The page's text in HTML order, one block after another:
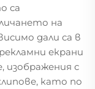
са
на
дали са в
екрани
изображения с
като по